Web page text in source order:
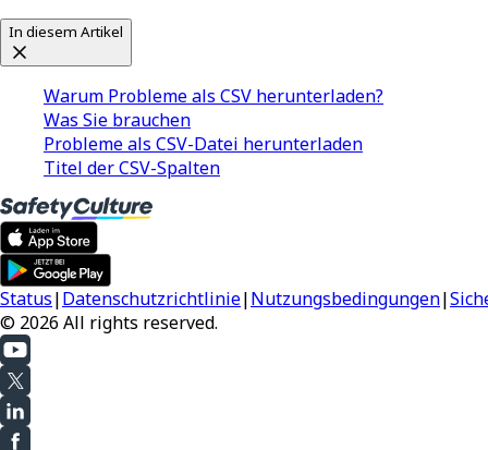
In diesem Artikel
Warum Probleme als CSV herunterladen?
Was Sie brauchen
Probleme als CSV-Datei herunterladen
Titel der CSV-Spalten
Status|Datenschutzrichtlinie|Nutzungsbedingungen|
© 2026 All rights reserved.